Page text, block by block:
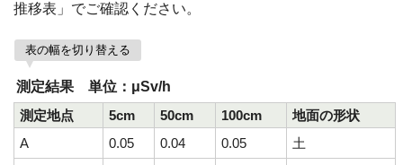
推移表」でご確認ください。
表の幅を切り替える
測定結果 単位：μSv/h
測定地点
5cm 50cm 100cm
地面の形状
A
0.05 0.04 0.05
土